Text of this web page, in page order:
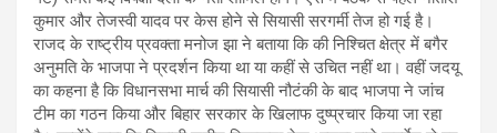
कुमार और तेजस्वी यादव पर केस होने से सियासी सरगर्मी तेज हो गई है।
राजद के राष्ट्रीय प्रवक्ता मनोज झा ने बताया कि की निश्चित क्षेत्र में बगैर
अनुमति के भाजपा ने प्रदर्शन किया था या कहीं से उचित नहीं था। वहीं जदयू
का कहना है कि विधानसभा मार्च की सियासी नौटंकी के बाद भाजपा ने जांच
टीम का गठन किया और बिहार सरकार के खिलाफ दुष्प्रचार किया जा रहा